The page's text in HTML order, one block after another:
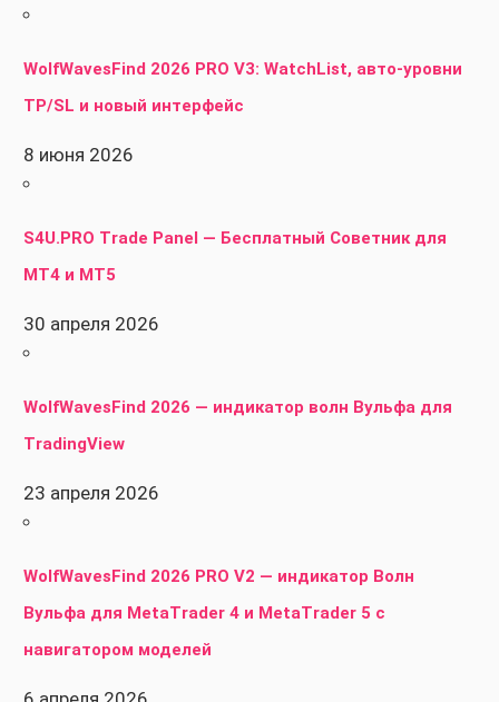
WolfWavesFind 2026 PRO V3: WatchList, авто-уровни
TP/SL и новый интерфейс
8 июня 2026
S4U.PRO Trade Panel — Бесплатный Советник для
MT4 и MT5
30 апреля 2026
WolfWavesFind 2026 — индикатор волн Вульфа для
TradingView
23 апреля 2026
WolfWavesFind 2026 PRO V2 — индикатор Волн
Вульфа для MetaTrader 4 и MetaTrader 5 с
навигатором моделей